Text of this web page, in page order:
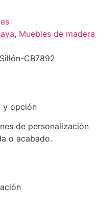
, Muebles de madera
CB7892
y opción
de personalización
o acabado.